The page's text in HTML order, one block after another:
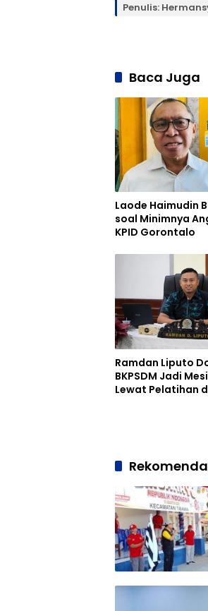
Penulis:
Baca Juga
Laode Haimudin
soal Minimnya
KPID Gorontalo
Ramdan Liputo
BKPSDM Jadi
Lewat Pelatihan